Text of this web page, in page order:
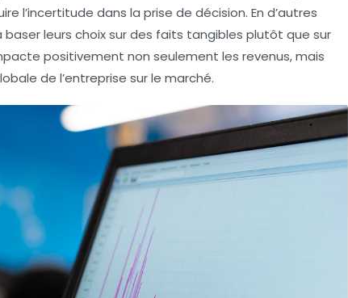
l’incertitude dans la prise de décision. En d’autres
leurs choix sur des faits tangibles plutôt que sur
positivement non seulement les revenus, mais
de l’entreprise sur le marché.